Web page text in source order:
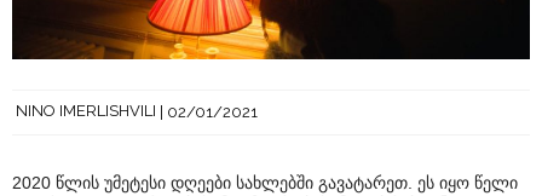
NINO IMERLISHVILI 02/01/2021
2020 წლის უმეტესი დღეები სახლებში გავატარეთ. ეს იყო წელი